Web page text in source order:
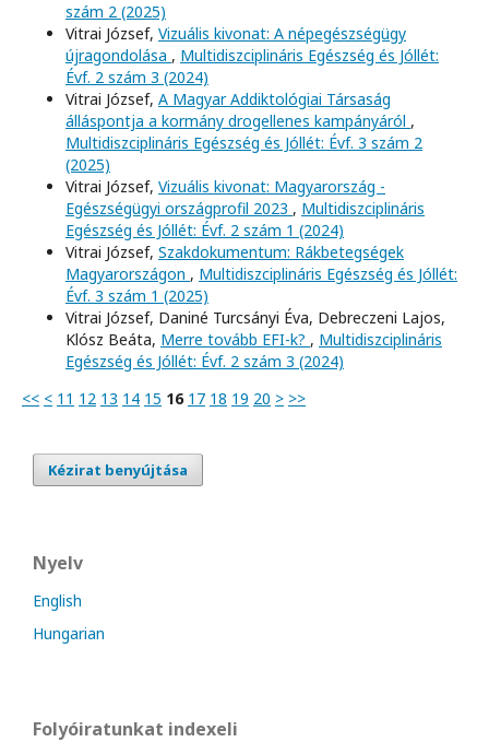
szám 2 (2025)
Vitrai József, Vizuális kivonat: A népegészségügy
újragondolása , Multidiszciplináris Egészség és Jóllét:
Évf. 2 szám 3 (2024)
Vitrai József, A Magyar Addiktológiai Társaság
álláspontja a kormány drogellenes kampányáról ,
Multidiszciplináris Egészség és Jóllét: Évf. 3 szám 2
(2025)
Vitrai József, Vizuális kivonat: Magyarország -
Egészségügyi országprofil 2023 , Multidiszciplináris
Egészség és Jóllét: Évf. 2 szám 1 (2024)
Vitrai József, Szakdokumentum: Rákbetegségek
Magyarországon , Multidiszciplináris Egészség és Jóllét:
Évf. 3 szám 1 (2025)
Vitrai József, Daniné Turcsányi Éva, Debreczeni Lajos,
Klósz Beáta, Merre tovább EFI-k? , Multidiszciplináris
Egészség és Jóllét: Évf. 2 szám 3 (2024)
<< < 11 12 13 14 15 16 17 18 19 20 > >>
Kézirat benyújtása
Nyelv
English
Hungarian
Folyóiratunkat indexeli